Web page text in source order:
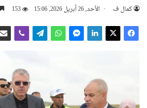
كمال ف الأحد, 26 أبريل 2026, 15:06 153